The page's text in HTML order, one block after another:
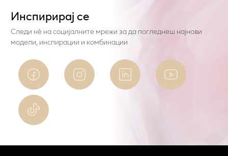
Инспирирај се
Следи нѐ на социјалните мрежи за да погледнеш најнови
модели, инспирации и комбинации